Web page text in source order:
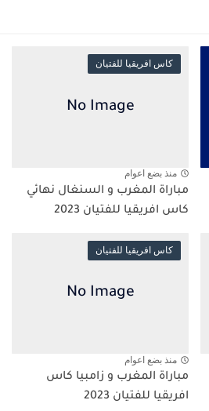
كاس افريقيا للفتيان
منذ بضع اعوام
مباراة المغرب و السنغال نهائي
كاس افريقيا للفتيان 2023
كاس افريقيا للفتيان
منذ بضع اعوام
مباراة المغرب و زامبيا كاس
افريقيا للفتيان 2023